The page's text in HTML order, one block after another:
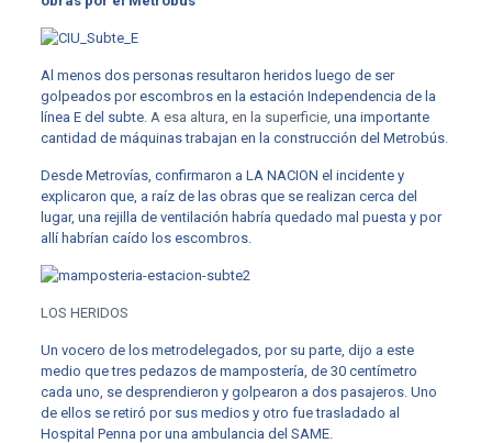
Al menos dos personas resultaron heridos luego de ser
golpeados por escombros en la estación Independencia de la
línea E del subte.A esa altura, en la superficie, una importante
cantidad de máquinas trabajan en la construcción del Metrobús.
Desde Metrovías, confirmaron a LA NACION el incidente y
explicaron que, a raíz de las obras que se realizan cerca del
lugar, una rejilla de ventilación habría quedado mal puesta y por
allí habrían caído los escombros.
LOS HERIDOS
Un vocero de los metrodelegados, por su parte, dijo a este
medio que tres pedazos de mampostería, de 30 centímetro
cada uno, se desprendieron y golpearon a dos pasajeros. Uno
de ellos se retiró por sus medios y otro fue trasladado al
Hospital Penna por una ambulancia del SAME.